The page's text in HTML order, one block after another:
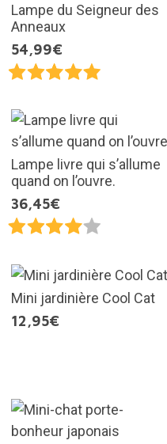
Lampe du Seigneur des
Anneaux
54,99€
Lampe livre qui s’allume
quand on l’ouvre.
36,45€
Mini jardinière Cool Cat
12,95€